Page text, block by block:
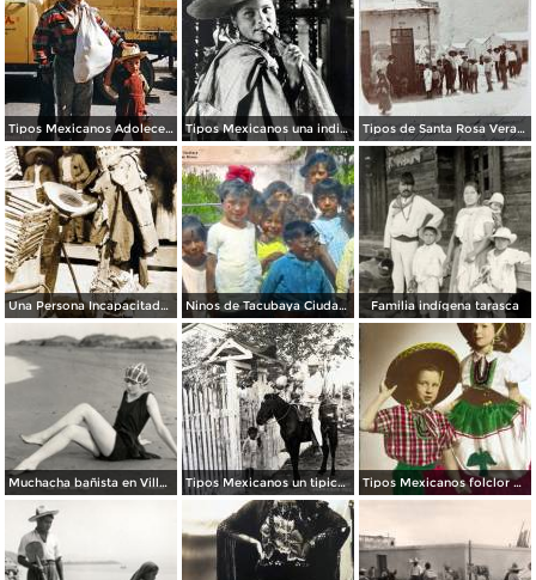
Tipos Mexicanos Adolecente 1961. Tipos Mexicanos una india Huananche. Tipos de Santa Rosa Veracruz. ( Circulada el 11 de Agosto de 1908 ).
Una Persona Incapacitada con su protesis de palo. Ninos de Tacubaya Ciudad de México. Familia indígena tarasca
Muchacha bañista en Villa del Mar Tipos Mexicanos un tipico jarocho.. Tipos Mexicanos folclor Mexicano.